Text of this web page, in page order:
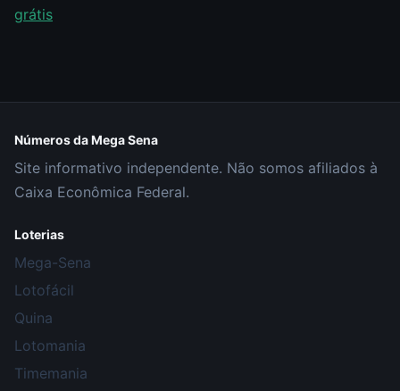
grátis
Números da Mega Sena
Site informativo independente. Não somos afiliados à
Caixa Econômica Federal.
Loterias
Mega-Sena
Lotofácil
Quina
Lotomania
Timemania